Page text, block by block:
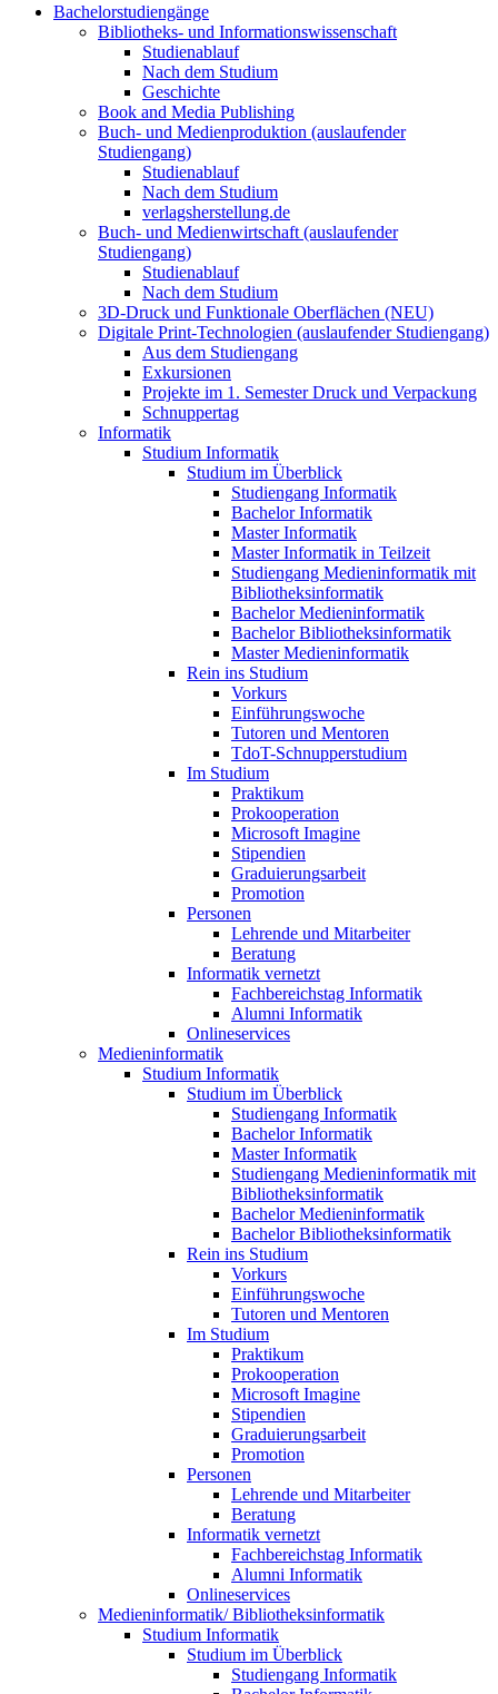
Bachelorstudiengänge
Bibliotheks- und Informationswissenschaft
Studienablauf
Nach dem Studium
Geschichte
Book and Media Publishing
Buch- und Medienproduktion (auslaufender
Studiengang)
Studienablauf
Nach dem Studium
verlagsherstellung.de
Buch- und Medienwirtschaft (auslaufender
Studiengang)
Studienablauf
Nach dem Studium
3D-Druck und Funktionale Oberflächen (NEU)
Digitale Print-Technologien (auslaufender Studiengang)
Aus dem Studiengang
Exkursionen
Projekte im 1. Semester Druck und Verpackung
Schnuppertag
Informatik
Studium Informatik
Studium im Überblick
Studiengang Informatik
Bachelor Informatik
Master Informatik
Master Informatik in Teilzeit
Studiengang Medieninformatik mit
Bibliotheksinformatik
Bachelor Medieninformatik
Bachelor Bibliotheksinformatik
Master Medieninformatik
Rein ins Studium
Vorkurs
Einführungswoche
Tutoren und Mentoren
TdoT-Schnupperstudium
Im Studium
Praktikum
Prokooperation
Microsoft Imagine
Stipendien
Graduierungsarbeit
Promotion
Personen
Lehrende und Mitarbeiter
Beratung
Informatik vernetzt
Fachbereichstag Informatik
Alumni Informatik
Onlineservices
Medieninformatik
Studium Informatik
Studium im Überblick
Studiengang Informatik
Bachelor Informatik
Master Informatik
Studiengang Medieninformatik mit
Bibliotheksinformatik
Bachelor Medieninformatik
Bachelor Bibliotheksinformatik
Rein ins Studium
Vorkurs
Einführungswoche
Tutoren und Mentoren
Im Studium
Praktikum
Prokooperation
Microsoft Imagine
Stipendien
Graduierungsarbeit
Promotion
Personen
Lehrende und Mitarbeiter
Beratung
Informatik vernetzt
Fachbereichstag Informatik
Alumni Informatik
Onlineservices
Medieninformatik/ Bibliotheksinformatik
Studium Informatik
Studium im Überblick
Studiengang Informatik